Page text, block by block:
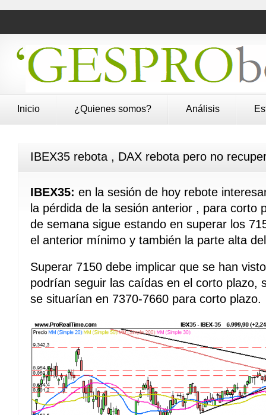
Inicio ¿Quienes somos? Análisis
IBEX35 rebota , DAX rebota pero no
IBEX35: en la sesión de hoy rebote
la pérdida de la sesión anterior , para corto
de semana sigue estando en superar los
el anterior mínimo y también la parte alta
Superar 7150 debe implicar que se han
podrían seguir las caídas en el corto plazo,
se situarían en 7370-7660 para corto plazo.